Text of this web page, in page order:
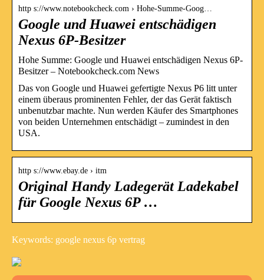
http s://www.notebookcheck.com › Hohe-Summe-Goog…
Google und Huawei entschädigen
Nexus 6P-Besitzer
Hohe Summe: Google und Huawei entschädigen Nexus 6P-
Besitzer – Notebookcheck.com News
Das von Google und Huawei gefertigte Nexus P6 litt unter
einem überaus prominenten Fehler, der das Gerät faktisch
unbenutzbar machte. Nun werden Käufer des Smartphones
von beiden Unternehmen entschädigt – zumindest in den
USA.
http s://www.ebay.de › itm
Original Handy Ladegerät Ladekabel
für Google Nexus 6P …
Keywords: google nexus 6p vertrag